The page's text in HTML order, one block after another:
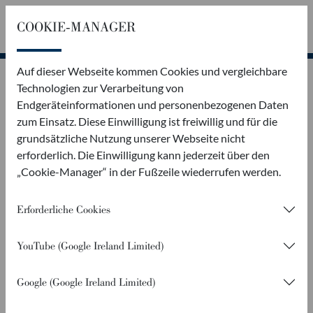
MODELLE
Filter
36 Anhänger gefunden.
3D
COOKIE-MANAGER
Auf dieser Webseite kommen Cookies und vergleichbare
Technologien zur Verarbeitung von
Endgeräteinformationen und personenbezogenen Daten
zum Einsatz. Diese Einwilligung ist freiwillig und für die
grundsätzliche Nutzung unserer Webseite nicht
erforderlich. Die Einwilligung kann jederzeit über den
„Cookie-Manager“ in der Fußzeile wiederrufen werden.
Erforderliche Cookies
YouTube (Google Ireland Limited)
Google (Google Ireland Limited)